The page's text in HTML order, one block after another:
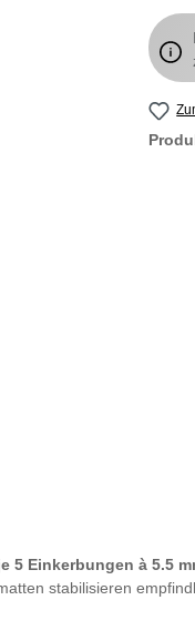
5 Einkerbungen à 5.5
stabilisieren